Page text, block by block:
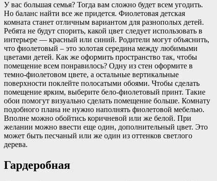
У вас большая семья? Тогда вам сложно будет всем угодить.
Но баланс найти все же придется. Фиолетовая детская
комната станет отличным вариантом для разнополых детей.
Ребята не будут спорить, какой цвет следует использовать в
интерьере — красный или синий. Родители могут объяснить,
что фиолетовый – это золотая середина между любимыми
цветами детей. Как же оформить пространство так, чтобы
помещение всем понравилось? Одну из стен оформите в
темно-фиолетовом цвете, а остальные вертикальные
поверхности поклейте полосатыми обоями. Чтобы сделать
помещение ярким, выберите бело-фиолетовый принт. Такие
обои помогут визуально сделать помещение больше. Комнату
подобного плана не нужно наполнять фиолетовой мебелью.
Вполне можно обойтись коричневой или же белой. При
желании можно ввести еще один, дополнительный цвет. Это
может быть песчаный или же один из оттенков светлого
дерева.
Гардеробная